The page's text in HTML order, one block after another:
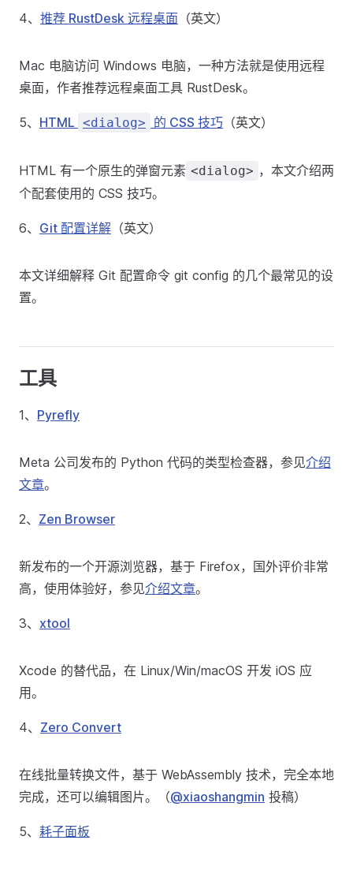
4、 推荐 RustDesk 远程桌面 （英文）
Mac 电脑访问 Windows 电脑，一种方法就是使用远程
桌面，作者推荐远程桌面工具 RustDesk。
5、 HTML <dialog> 的 CSS 技巧 （英文）
HTML 有一个原生的弹窗元素 <dialog> ，本文介绍两
个配套使用的 CSS 技巧。
6、 Git 配置详解 （英文）
本文详细解释 Git 配置命令 git config 的几个最常见的设
置。
工具
1、 Pyrefly
Meta 公司发布的 Python 代码的类型检查器，参见介绍
文章。
2、 Zen Browser
新发布的一个开源浏览器，基于 Firefox，国外评价非常
高，使用体验好，参见介绍文章。
3、 xtool
Xcode 的替代品，在 Linux/Win/macOS 开发 iOS 应
用。
4、 Zero Convert
在线批量转换文件，基于 WebAssembly 技术，完全本地
完成，还可以编辑图片。（@xiaoshangmin 投稿）
5、 耗子面板